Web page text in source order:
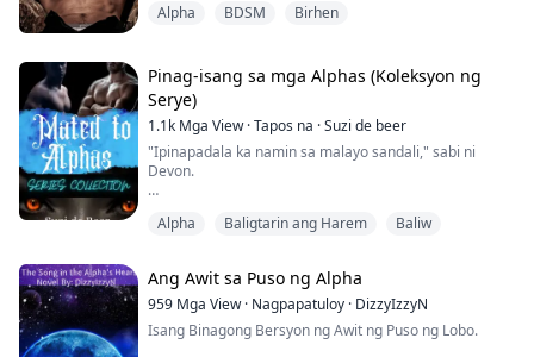
"Paano ka nakalabas?" Ang daliri niya'y humaplos sa
kumikilos nang hindi makatuwiran, kumikilos sa
paraang mahirap hulaan at mas mahirap depensahan.
Sa ibabaw ng lahat, ang mating bond ay bumalik nang
buong laka...
Alpha BDSM Birhen
Pinag-isang sa mga Alphas (Koleksyon ng
Serye)
1.1k Mga View·Tapos na ·Suzi de beer
"Ipinapadala ka namin sa malayo sandali," sabi ni
Devon.
nandito.
baby? Natatakot ba siyang sabihin ito sa harap ko?
Nanigas ako nang lumapit si David sa likod ko at
niyakap ako sa baywang.
Alpha Baligtarin ang Harem Baliw
Ang Awit sa Puso ng Alpha
959 Mga View· Nagpapatuloy · DizzyIzzyN
Isang Binagong Bersyon ng Awit ng Puso ng Lobo.